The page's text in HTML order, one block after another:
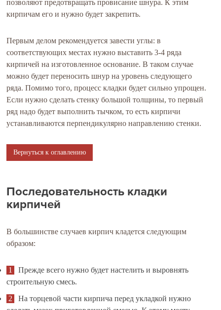
позволяют предотвращать провисание шнура. К этим
кирпичам его и нужно будет закрепить.
Первым делом рекомендуется завести углы: в
соответствующих местах нужно выставить 3-4 ряда
кирпичей на изготовленное основание. В таком случае
можно будет переносить шнур на уровень следующего
ряда. Помимо того, процесс кладки будет сильно упрощен.
Если нужно сделать стенку большой толщины, то первый
ряд надо будет выполнить тычком, то есть кирпичи
устанавливаются перпендикулярно направлению стенки.
Вернуться к оглавлению
Последовательность кладки
кирпичей
В большинстве случаев кирпич кладется следующим
образом:
Прежде всего нужно будет настелить и выровнять
строительную смесь.
На торцевой части кирпича перед укладкой нужно